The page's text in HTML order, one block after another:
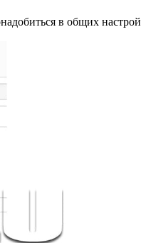
в общих